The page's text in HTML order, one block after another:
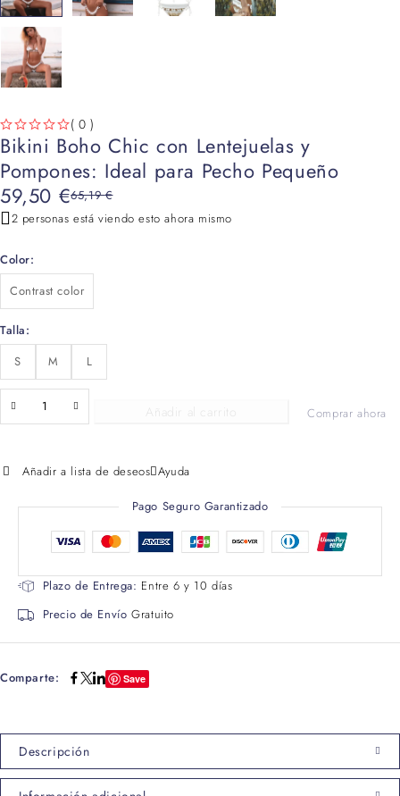
( 0 )
Bikini Boho Chic con Lentejuelas y
Pompones: Ideal para Pecho Pequeño
65,19€
59,50 €
2 personas está viendo esto ahora mismo
Color
Contrast color
Talla
S
M L
Añadir al carrito Comprar ahora
Añadir a lista de deseos Ayuda
Pago Seguro Garantizado
Plazo de Entrega: Entre 6 y 10 días
Precio de Envío Gratuito
Comparte: Save
Descripción